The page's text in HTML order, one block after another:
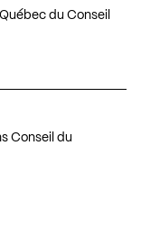
du Conseil
Conseil du